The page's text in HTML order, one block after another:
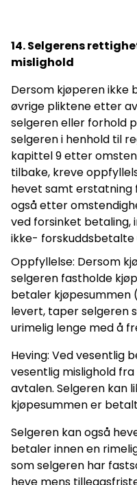
14. Selgerens
mislighold
Dersom kjøperen ikke
øvrige pliktene etter
selgeren eller forhold
selgeren i henhold til
kapittel 9 etter
tilbake, kreve
hevet samt erstatning
også etter
ved forsinket betaling,
ikke- forskuddsbetalte
Oppfyllelse: Dersom
selgeren fastholde
betaler kjøpesummen
levert, taper selgeren
urimelig lenge med å
Heving: Ved vesentlig
vesentlig mislighold
avtalen. Selgeren kan
kjøpesummen er
Selgeren kan også
betaler innen en
som selgeren har